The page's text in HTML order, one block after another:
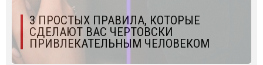
3 ПРОСТЫХ ПРАВИЛА, КОТОРЫЕ
СДЕЛАЮТ ВАС ЧЕРТОВСКИ
ПРИВЛЕКАТЕЛЬНЫМ ЧЕЛОВЕКОМ